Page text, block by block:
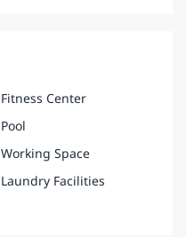
Fitness Center
Pool
Working Space
Laundry Facilities